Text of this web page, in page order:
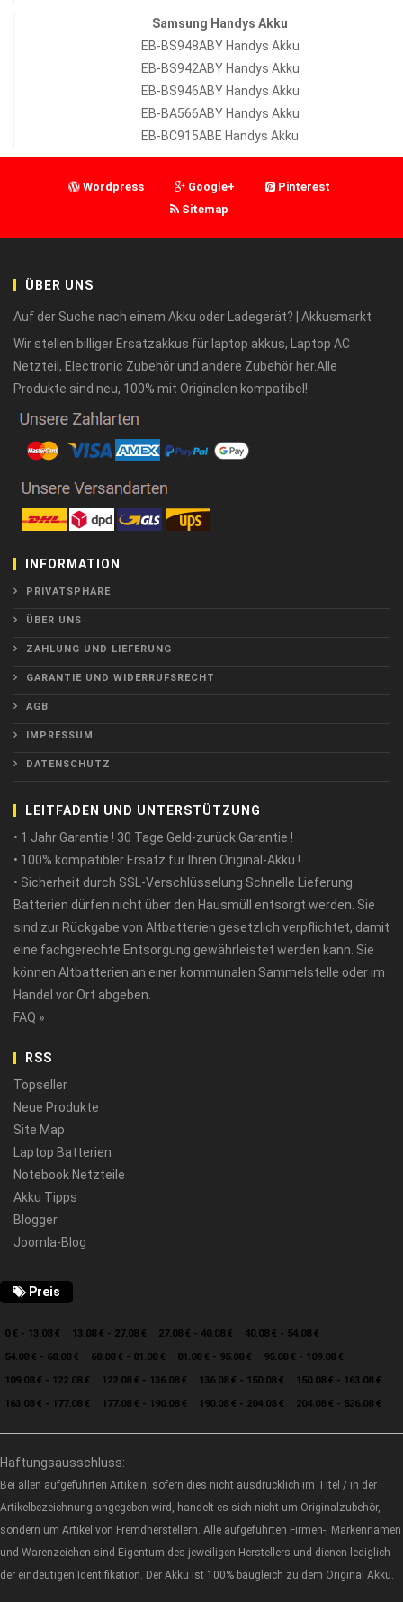
Samsung Handys Akku
EB-BS948ABY Handys Akku
EB-BS942ABY Handys Akku
EB-BS946ABY Handys Akku
EB-BA566ABY Handys Akku
EB-BC915ABE Handys Akku
Wordpress Google+
Pinterest
Sitemap
ÜBER UNS
Auf der Suche nach einem Akku oder Ladegerät? | Akkusmarkt
Wir stellen billiger Ersatzakkus für laptop akkus, Laptop AC
Netzteil, Electronic Zubehör und andere Zubehör her.Alle
Produkte sind neu, 100% mit Originalen kompatibel!
INFORMATION
PRIVATSPHÄRE
ÜBER UNS
ZAHLUNG UND LIEFERUNG
GARANTIE UND WIDERRUFSRECHT
AGB
IMPRESSUM
DATENSCHUTZ
LEITFADEN UND UNTERSTÜTZUNG
• 1 Jahr Garantie ! 30 Tage Geld-zurück Garantie !
• 100% kompatibler Ersatz für Ihren Original-Akku !
• Sicherheit durch SSL-Verschlüsselung Schnelle Lieferung
Batterien dürfen nicht über den Hausmüll entsorgt werden. Sie
sind zur Rückgabe von Altbatterien gesetzlich verpflichtet, damit
eine fachgerechte Entsorgung gewährleistet werden kann. Sie
können Altbatterien an einer kommunalen Sammelstelle oder im
Handel vor Ort abgeben.
FAQ »
RSS
Topseller
Neue Produkte
Site Map
Laptop Batterien
Notebook Netzteile
Akku Tipps
Blogger
Joomla-Blog
Preis
0 € - 13.08 € 13.08 € - 27.08 € 27.08 € - 40.08 €
40.08 € - 54.08 €
54.08 € - 68.08 €
68.08 € - 81.08 € 81.08 € - 95.08 €
95.08 € - 109.08 €
109.08 € - 122.08 €
122.08 € - 136.08 € 136.08 € - 150.08 €
150.08 € - 163.08 €
163.08 € - 177.08 €
177.08 € - 190.08 € 190.08 € - 204.08 € 204.08 € - 526.08 €
Haftungsausschluss:
Bei allen aufgeführten Artikeln, sofern dies nicht ausdrücklich im Titel / in der
Artikelbezeichnung angegeben wird, handelt es sich nicht um Originalzubehör,
sondern um Artikel von Fremdherstellern. Alle aufgeführten Firmen-, Markennamen
und Warenzeichen sind Eigentum des jeweiligen Herstellers und dienen lediglich
der eindeutigen Identifikation. Der Akku ist 100% baugleich zu dem Original Akku.